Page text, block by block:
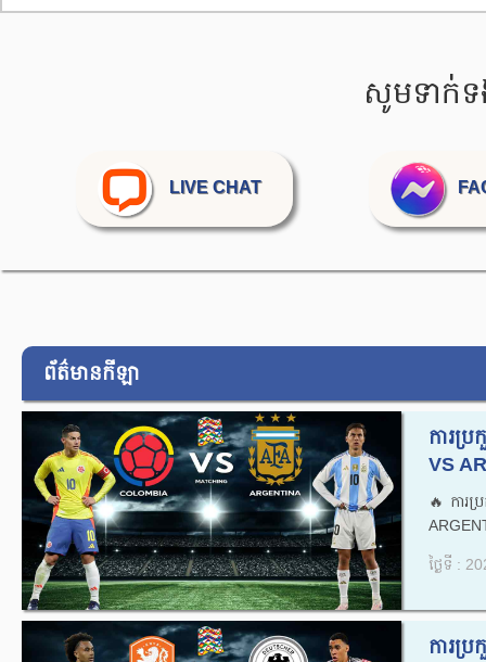
សូមទាក់ទ
LIVE CHAT
ព័ត៌មានកីឡា
ការប្
VS
🔥ការ
ថ្ងៃទី :
ការប្